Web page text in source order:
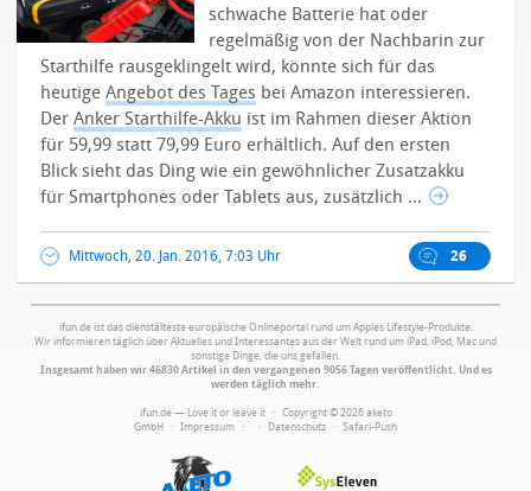
schwache Batterie hat oder
regelmäßig von der Nachbarin zur
Starthilfe rausgeklingelt wird, könnte sich für das
heutigeAngebot des Tages bei Amazon interessieren.
DerAnker Starthilfe-Akku ist im Rahmen dieser Aktion
für 59,99 statt 79,99 Euro erhältlich.Auf den ersten
Blick sieht das Ding wie ein gewöhnlicher Zusatzakku
für Smartphones oder Tablets aus, zusätzlich ...
Mittwoch, 20. Jan. 2016, 7:03 Uhr 26
ifun.de ist das dienstälteste europäische Onlineportal rund um Apples Lifestyle-Produkte.
Wir informieren täglich über Aktuelles und Interessantes aus der Welt rund um iPad, iPod, Mac und
sonstige Dinge, die uns gefallen.
Insgesamt haben wir 46830 Artikel in den vergangenen 9056 Tagen veröffentlicht. Und es
werden täglich mehr.
ifun.de — Love it or leave it · Copyright © 2026 aketo
GmbH · Impressum · · Datenschutz · Safari-Push